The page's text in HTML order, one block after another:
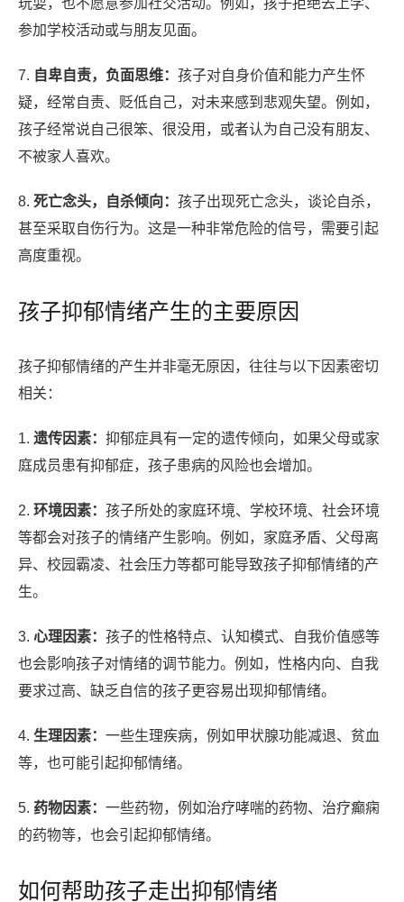
参加学校活动或与朋友见面。
7. 自卑自责，负面思维： 孩子对自身价值和能力产生怀
疑，经常自责、贬低自己，对未来感到悲观失望。例如，
孩子经常说自己很笨、很没用，或者认为自己没有朋友、
不被家人喜欢。
8. 死亡念头，自杀倾向： 孩子出现死亡念头，谈论自杀，
甚至采取自伤行为。这是一种非常危险的信号，需要引起
高度重视。
孩子抑郁情绪产生的主要原因
孩子抑郁情绪的产生并非毫无原因，往往与以下因素密切
相关：
1. 遗传因素： 抑郁症具有一定的遗传倾向，如果父母或家
庭成员患有抑郁症，孩子患病的风险也会增加。
2. 环境因素： 孩子所处的家庭环境、学校环境、社会环境
等都会对孩子的情绪产生影响。例如，家庭矛盾、父母离
异、校园霸凌、社会压力等都可能导致孩子抑郁情绪的产
生。
3. 心理因素： 孩子的性格特点、认知模式、自我价值感等
也会影响孩子对情绪的调节能力。例如，性格内向、自我
要求过高、缺乏自信的孩子更容易出现抑郁情绪。
4. 生理因素： 一些生理疾病，例如甲状腺功能减退、贫血
等，也可能引起抑郁情绪。
5. 药物因素： 一些药物，例如治疗哮喘的药物、治疗癫痫
的药物等，也会引起抑郁情绪。
如何帮助孩子走出抑郁情绪